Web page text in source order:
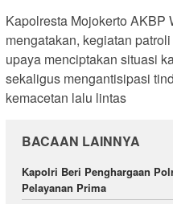
Kapolresta Mojokerto AKBP
mengatakan, kegiatan
upaya menciptakan situasi
sekaligus mengantisipasi
kemacetan lalu lintas
BACAAN LAINNYA
Kapolri Beri Penghargaan
Pelayanan Prima